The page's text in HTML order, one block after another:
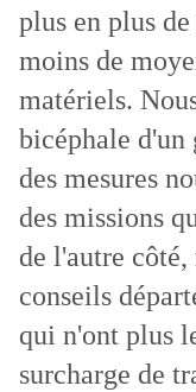
plus en plus
moins de
matériels.
bicéphale d'un
des mesures
des missions
de l'autre
conseils
qui n'ont plus
surcharge de